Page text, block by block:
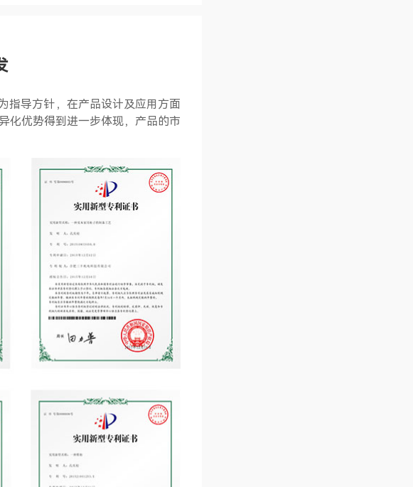
指导方针，在产品设计及应用方面
化优势得到进一步体现，产品的市